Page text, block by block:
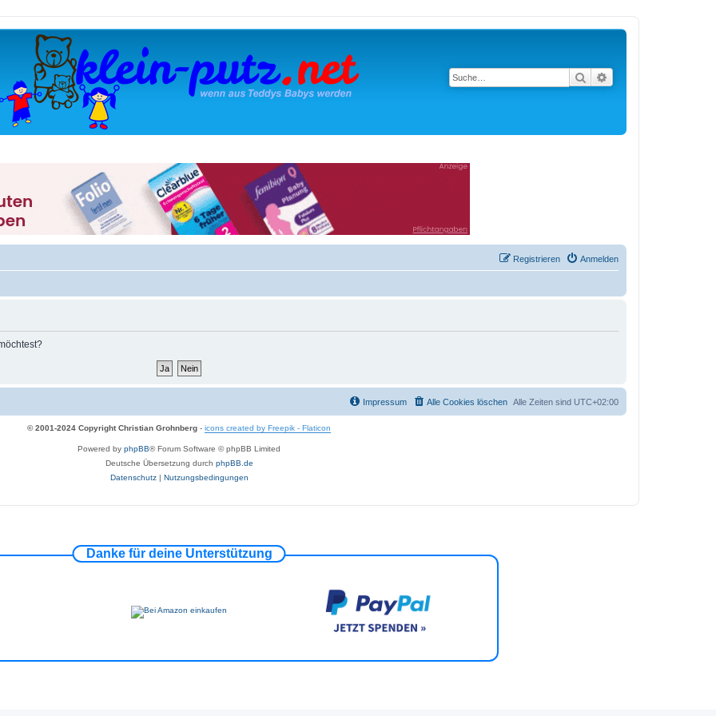
Suche
Anmelden
Registrieren
Alle Zeiten sind UTC+02:00
Alle Cookies löschen
Impressum
© 2001-2024 Copyright Christian Grohnberg - icons created by Freepik - Flaticon
Powered by phpBB® Forum Software © phpBB Limited
Deutsche Übersetzung durch phpBB.de
Datenschutz| Nutzungsbedingungen
Danke für deine Unterstützung